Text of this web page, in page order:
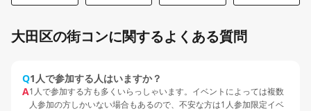
大田区の街コンに関するよくある質問
Q1人で参加する人はいますか？
A1人で参加する方も多くいらっしゃいます。イベントによっては複数
人参加の方しかいない場合もあるので、不安な方は1人参加限定イベ